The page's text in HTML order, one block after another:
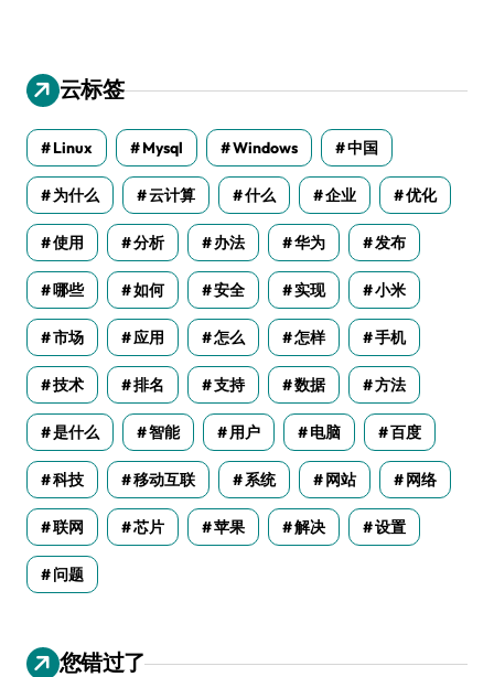
云标签
Linux Mysql Windows 中国
为什么 云计算 什么 企业 优化
使用 分析 办法 华为 发布
哪些 如何 安全 实现 小米
市场 应用 怎么 怎样 手机
技术 排名 支持 数据 方法
是什么 智能 用户 电脑 百度
科技 移动互联 系统 网站 网络
联网 芯片 苹果 解决 设置
问题
您错过了